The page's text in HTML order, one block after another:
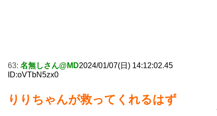
63: 名無しさん@MD2024/01/07(日) 14:12:02.45
ID:oVTbN5zx0
りりちゃんが救ってくれるはず